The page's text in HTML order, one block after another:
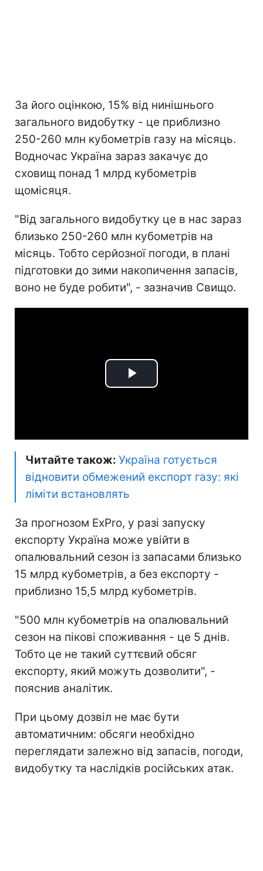
За його оцінкою, 15% від нинішнього
загального видобутку - це приблизно
250-260 млн кубометрів газу на місяць.
Водночас Україна зараз закачує до
сховищ понад 1 млрд кубометрів
щомісяця.
"Від загального видобутку це в нас зараз
близько 250-260 млн кубометрів на
місяць. Тобто серйозної погоди, в плані
підготовки до зими накопичення запасів,
воно не буде робити", - зазначив Свищо.
Play
Читайте також: Україна готується
відновити обмежений експорт газу: які
ліміти встановлять
За прогнозом ExPro, у разі запуску
експорту Україна може увійти в
опалювальний сезон із запасами близько
15 млрд кубометрів, а без експорту -
приблизно 15,5 млрд кубометрів.
"500 млн кубометрів на опалювальний
сезон на пікові споживання - це 5 днів.
Тобто це не такий суттєвий обсяг
експорту, який можуть дозволити", -
пояснив аналітик.
При цьому дозвіл не має бути
автоматичним: обсяги необхідно
переглядати залежно від запасів, погоди,
видобутку та наслідків російських атак.